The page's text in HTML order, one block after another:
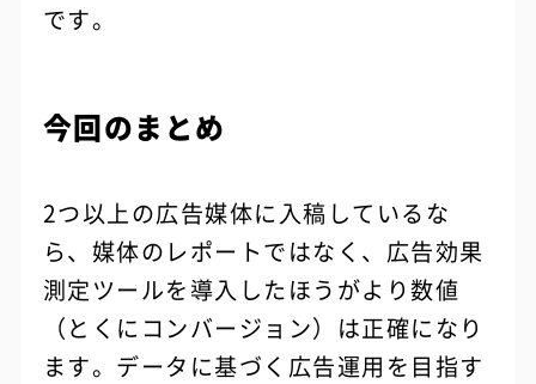
です。
今回のまとめ
2つ以上の広告媒体に入稿しているな
ら、媒体のレポートではなく、広告効果
測定ツールを導入したほうがより数値
（とくにコンバージョン）は正確になり
ます。データに基づく広告運用を目指す